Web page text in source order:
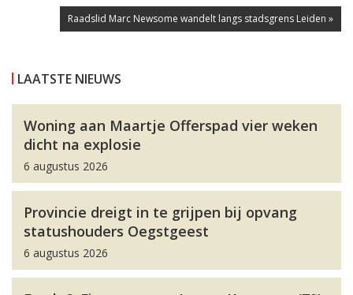
Raadslid Marc Newsome wandelt langs stadsgrens Leiden »
LAATSTE NIEUWS
Woning aan Maartje Offerspad vier weken
dicht na explosie
6 augustus 2026
Provincie dreigt in te grijpen bij opvang
statushouders Oegstgeest
6 augustus 2026